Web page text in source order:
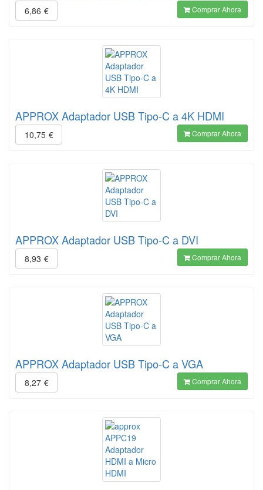
6,86 € Comprar Ahora
APPROX Adaptador USB Tipo-C a 4K HDMI
10,75 € Comprar Ahora
APPROX Adaptador USB Tipo-C a DVI
8,93 € Comprar Ahora
APPROX Adaptador USB Tipo-C a VGA
8,27 € Comprar Ahora